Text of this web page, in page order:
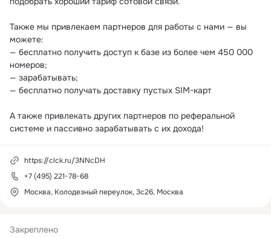
Закреплено
Также мы привлекаем партнеров для работы с нами — вы
можете:
— бесплатно получить доступ к базе из более чем 450 000
номеров;
— зарабатывать;
— бесплатно получать доставку пустых SIM-карт
А также привлекать других партнеров по реферальной
системе и пассивно зарабатывать с их дохода!
https://clck.ru/3NNcDH
+7 (495) 221-78-68
Москва, Колодезный переулок, 3с26, Москва